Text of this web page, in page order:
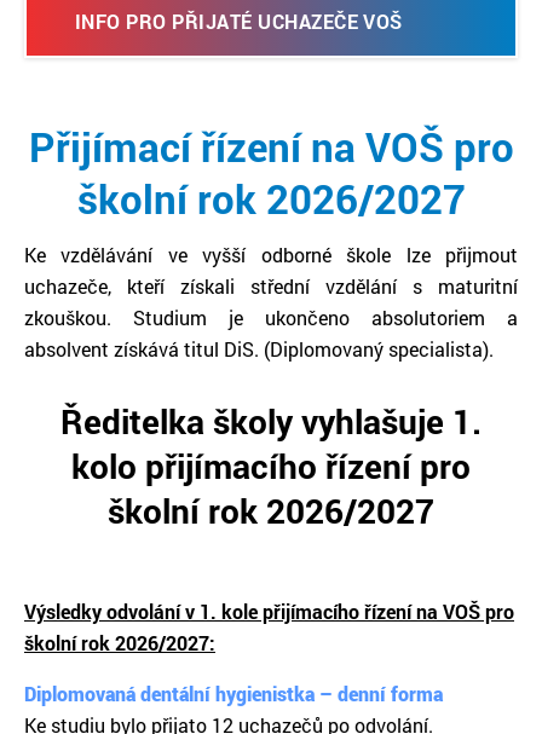
INFO PRO PŘIJATÉ UCHAZEČE VOŠ
Přijímací řízení na VOŠ pro
školní rok 2026/2027
Ke vzdělávání ve vyšší odborné škole lze přijmout
uchazeče, kteří získali střední vzdělání s maturitní
zkouškou. Studium je ukončeno absolutoriem a
absolvent získává titul DiS. (Diplomovaný specialista).
Ředitelka školy vyhlašuje 1.
kolo přijímacího řízení pro
školní rok 2026/2027
Výsledky odvolání v 1. kole přijímacího řízení na VOŠ pro
školní rok 2026/2027:
Diplomovaná dentální hygienistka – denní forma
Ke studiu bylo přijato 12 uchazečů po odvolání.